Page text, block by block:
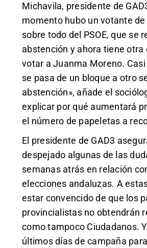
Michavila, presidente de
momento hubo un votante de
sobre todo del PSOE, que se
abstención y ahora tiene otra
votar a Juanma Moreno.
se pasa de un bloque a otro
abstención», añade el
explicar por qué aumentará
el número de papeletas a
El presidente de GAD3
despejado algunas de las
semanas atrás en relación
elecciones andaluzas. A
estar convencido de que los
provincialistas no obtendrán
como tampoco Ciudadanos.
últimos días de campaña